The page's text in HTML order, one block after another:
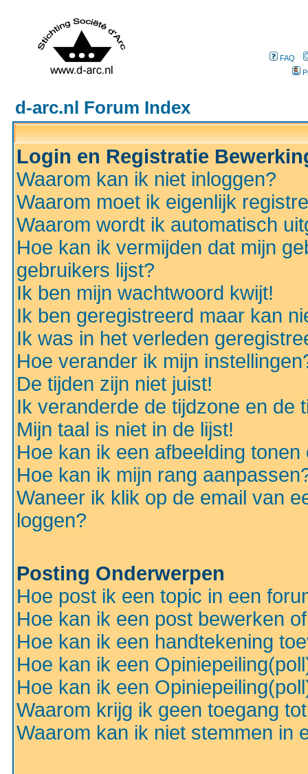
FAQ
d-arc.nl Forum Index
Login en Registratie
Waarom kan ik niet inloggen?
Waarom moet ik eigenlijk
Waarom wordt ik automatisch
Hoe kan ik vermijden dat mijn
gebruikers lijst?
Ik ben mijn wachtwoord kwijt!
Ik ben geregistreerd maar kan
Ik was in het verleden
Hoe verander ik mijn
De tijden zijn niet juist!
Ik veranderde de tijdzone en de
Mijn taal is niet in de lijst!
Hoe kan ik een afbeelding
Hoe kan ik mijn rang
Waneer ik klik op de email van
loggen?
Posting Onderwerpen
Hoe post ik een topic in een
Hoe kan ik een post bewerken
Hoe kan ik een handtekening
Hoe kan ik een
Hoe kan ik een
Waarom krijg ik geen toegang
Waarom kan ik niet stemmen in